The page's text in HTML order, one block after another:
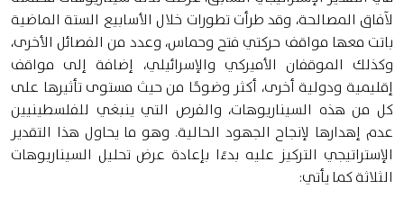
لآفاق المصالحة، وقد طرأت تطورات خلال الأسابيع الستة الماضية
باتت معها مواقف حركتي فتح وحماس، وعدد من الفصائل الأخرى،
وكذلك الموقفان الأميركي والإسرائيلي، إضافة إلى مواقف
إقليمية ودولية أخرى، أكثر وضوحًا من حيث مستوى تأثيرها على
كل من هذه السيناريوهات، والفرص التي ينبغي للفلسطينيين
عدم إهدارها لإنجاح الجهود الحالية. وهو ما يحاول هذا التقدير
الإستراتيجي التركيز عليه بدءًا بإعادة عرض تحليل السيناريوهات
الثلاثة كما يأتي: